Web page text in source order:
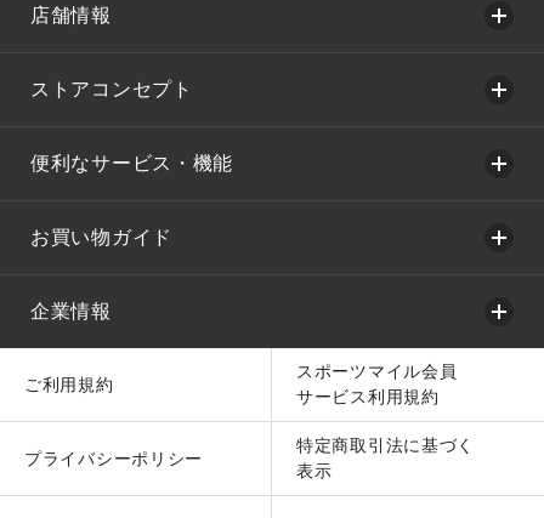
店舗情報
ストアコンセプト
便利なサービス・機能
お買い物ガイド
企業情報
ご利用規約
スポーツマイル会員
サービス利用規約
プライバシーポリシー
特定商取引法に基づく
表示